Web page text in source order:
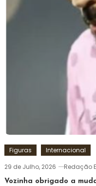
Figuras
Internacional
29 de Julho, 2026
Redação
Vozinha obrigado a